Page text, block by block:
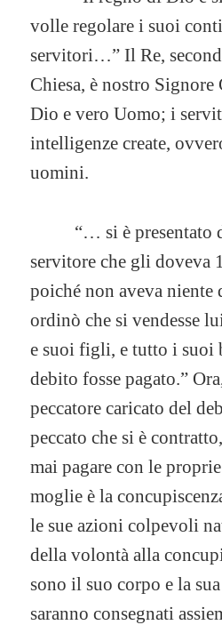
volle regolare i suoi
servitori…” Il Re,
Chiesa, è nostro Signore
Dio e vero Uomo; i
intelligenze create,
uomini.
“… si è presentato
servitore che gli doveva
poiché non aveva niente
ordinò che si vendesse
e suoi figli, e tutto i suoi
debito fosse pagato.”
peccatore caricato del
peccato che si è
mai pagare con le
moglie è la
le sue azioni colpevoli
della volontà alla
sono il suo corpo e la
saranno consegnati